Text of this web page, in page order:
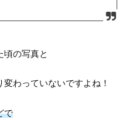
頃の写真と
わっていないですよね！
で